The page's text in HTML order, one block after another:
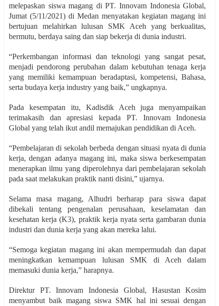
melepaskan siswa magang di PT. Innovam Indonesia Global,
Jumat (5/11/2021) di Medan menyatakan kegiatan magang ini
bertujuan melahirkan lulusan SMK Aceh yang berkualitas,
bermutu, berdaya saing dan siap bekerja di dunia industri.
“Perkembangan informasi dan teknologi yang sangat pesat,
menjadi pendorong perubahan dalam kebutuhan tenaga kerja
yang memiliki kemampuan beradaptasi, kompetensi, Bahasa,
serta budaya kerja industry yang baik,” ungkapnya.
Pada kesempatan itu, Kadisdik Aceh juga menyampaikan
terimakasih dan apresiasi kepada PT. Innovam Indonesia
Global yang telah ikut andil memajukan pendidikan di Aceh.
“Pembelajaran di sekolah berbeda dengan situasi nyata di dunia
kerja, dengan adanya magang ini, maka siswa berkesempatan
menerapkan ilmu yang diperolehnya dari pembelajaran sekolah
pada saat melakukan praktik nanti disini,” ujarnya.
Selama masa magang, Alhudri berharap para siswa dapat
dibekali tentang pengenalan perusahaan, keselamatan dan
kesehatan kerja (K3), praktik kerja nyata serta gambaran dunia
industri dan dunia kerja yang akan mereka lalui.
“Semoga kegiatan magang ini akan mempermudah dan dapat
meningkatkan kemampuan lulusan SMK di Aceh dalam
memasuki dunia kerja,” harapnya.
Direktur PT. Innovam Indonesia Global, Hasustan Kosim
menyambut baik magang siswa SMK hal ini sesuai dengan